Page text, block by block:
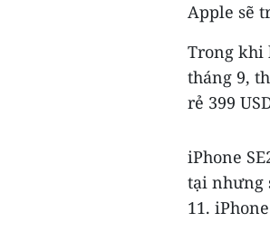
Apple sẽ
Trong khi
tháng 9,
rẻ 399
iPhone
tại nhưng
11.